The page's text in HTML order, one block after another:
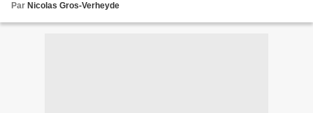
Par Nicolas Gros-Verheyde